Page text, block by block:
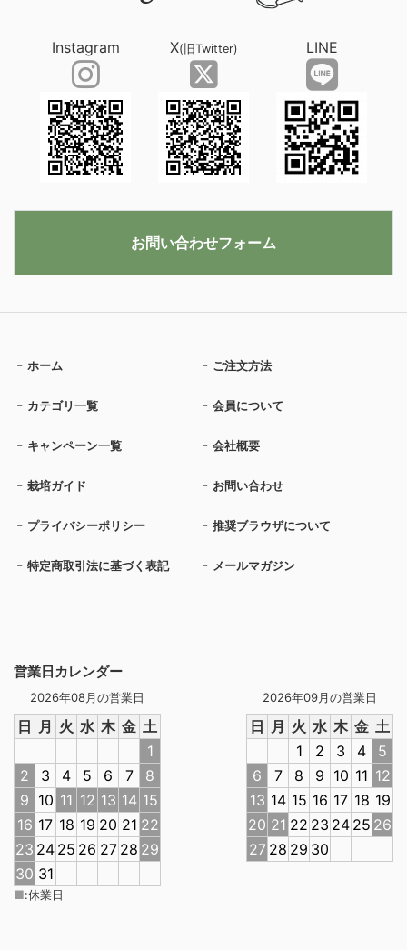
営業日カレンダー
2026年08月の営業日
日 月 火 水 木 金 土
1
2
3 4 5 6 7
8
9 10 11 12 13 14 15
16 17 18 19 20 21 22
23 24 25 26 27 28 29
30 31
2026年09月の営業日
日 月 火 水 木 金 土
1
2 3 4
5
6
7 8 9 10 11 12
13 14 15 16 17 18 19
20 21 22 23 24 25 26
27 28 29 30
■:休業日
ホーム ご注文方法
カテゴリ一覧 会員について
キャンペーン一覧 会社概要
栽培ガイド お問い合わせ
プライバシーポリシー 推奨ブラウザについて
特定商取引法に基づく表記 メールマガジン
Instagram X(旧Twitter) LINE
お問い合わせフォーム